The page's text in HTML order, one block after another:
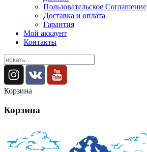
Пользовательское Соглашение
Доставка и оплата
Гарантия
Мой аккаунт
Контакты
Корзина
Корзина